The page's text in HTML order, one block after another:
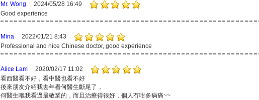
Mr. Wong
2024/05/28 16:49
Good experience
Mina
2022/01/21 8:43
Professional and nice Chinese doctor, good experience
Alice Lam
2020/02/17 11:02
看西醫看不好，看中醫也看不好
後來朋友介紹我去年看何醫生斷尾了，
何醫生喺我看過最敬業的，而且治療得很好，個人冇咁多病痛~~